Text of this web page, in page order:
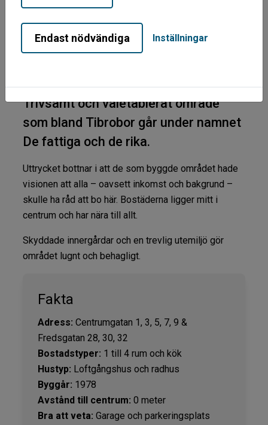
Trivsamt och väletablerat område
som bland Tibrobor går under namnet
De fattiga och de rika.
Uttrycket bottnar i att de som byggde området hade
visionen att alla – oavsett inkomst och bakgrund –
skulle ha råd att bo här. Bostäderna ligger mitt i
centrum och har nära till allt.
Skyddade innergårdar och en trevlig utemiljö gör
området lugnt och behagligt.
Fakta
Adress: Centrumgatan 1, 3, 5, 7, 9 &
Fredsgatan 28, 30, 32
Bostadstyper: 1 till 4 rum och kök
Hustyp: Loftgångshus och radhus
Byggår: 1978
Avstånd till centrum: 0 meter
Bra att veta: Garage och parkeringsplats
Endast nödvändiga Inställningar